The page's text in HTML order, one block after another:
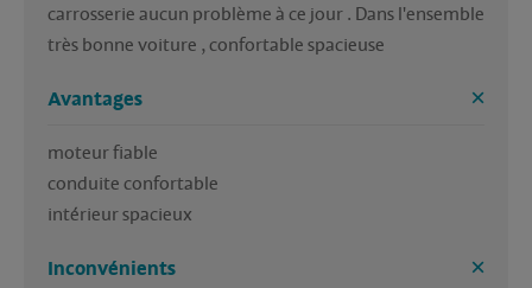
carrosserie aucun problème à ce jour . Dans l'ensemble
très bonne voiture , confortable spacieuse
Avantages
moteur fiable
conduite confortable
intérieur spacieux
Inconvénients